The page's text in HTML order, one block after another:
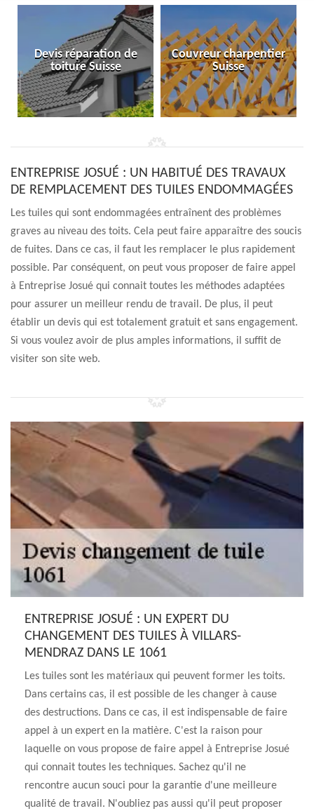
Devis réparation de
toiture Suisse
Couvreur charpentier
Suisse
ENTREPRISE JOSUÉ : UN HABITUÉ DES TRAVAUX
DE REMPLACEMENT DES TUILES ENDOMMAGÉES
Les tuiles qui sont endommagées entraînent des problèmes
graves au niveau des toits. Cela peut faire apparaître des soucis
de fuites. Dans ce cas, il faut les remplacer le plus rapidement
possible. Par conséquent, on peut vous proposer de faire appel
à Entreprise Josué qui connait toutes les méthodes adaptées
pour assurer un meilleur rendu de travail. De plus, il peut
établir un devis qui est totalement gratuit et sans engagement.
Si vous voulez avoir de plus amples informations, il suffit de
visiter son site web.
ENTREPRISE JOSUÉ : UN EXPERT DU
CHANGEMENT DES TUILES À VILLARS-
MENDRAZ DANS LE 1061
Les tuiles sont les matériaux qui peuvent former les toits.
Dans certains cas, il est possible de les changer à cause
des destructions. Dans ce cas, il est indispensable de faire
appel à un expert en la matière. C'est la raison pour
laquelle on vous propose de faire appel à Entreprise Josué
qui connait toutes les techniques. Sachez qu'il ne
rencontre aucun souci pour la garantie d'une meilleure
qualité de travail. N'oubliez pas aussi qu'il peut proposer